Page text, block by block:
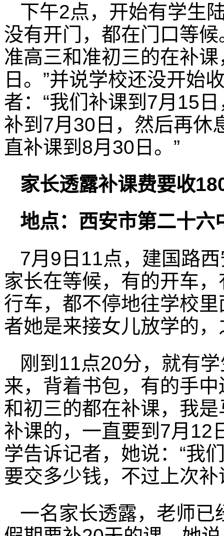
下午2点，开始有学生
没有开门，都在门口等
准高三和准初三的在补
日。”并说学校还没开始
者：“我们补课到7月15
补到7月30日，然后再休
直补课到8月30日。”
家长透露补课费要收
地点：西安市第二十
7月9日11点，建国路
家长在等候，有的开车
行车，都不停地往学校
者她是来接女儿放学的
刚到11点20分，就有
来，背着书包，有的手
和初三的都在补课，我
补课的，一直要到7月12
学告诉记者，她说：“我
要交多少钱，不过上次
一名家长透露，老师